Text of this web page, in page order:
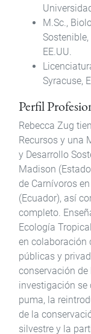
M.Sc.,
EE.UU.
Syracuse,
Perfil
Rebecca Zug
Recursos y una
y Desarrollo
Madison
de Carnívoros
(Ecuador), así
completo.
Ecología
en colaboración
públicas y
conservación de
investigación se
puma, la
de la
silvestre y la